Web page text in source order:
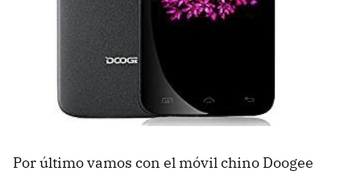
Por último vamos con el móvil chino Doogee